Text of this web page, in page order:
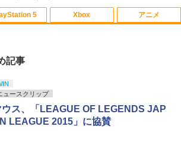
ウェイクニング]
ONE PIECE ワンピース 21STシーズン
￥4,719
リョーマ！The Prince of Tennis 新生劇
場版テニスの王子様Blu-rayコレクター
ズ・エディション(3枚組)【Blu-ray】 [
スプラトゥーン レイダース|オンライン
￥5,832
5
PlayStation 5 デジタル・エディション
￥55,000
Xbox
【純正品】Xbox ワイヤレス コントロー
￥8,300
アニメ
【Amazon.co.jp限定】劇場版モノノ怪
(オリジナル特典:オリジナル巾着＋メー
カー特典:【坤と離】二振りの剣、十翼よ
り来たる！スタジオ描き下ろしイラスト
ボード付) [Blu-ray]
記事
ュースクリップ
ウス、「LEAGUE OF LEGENDS JAP
LEAGUE 2015」に協賛